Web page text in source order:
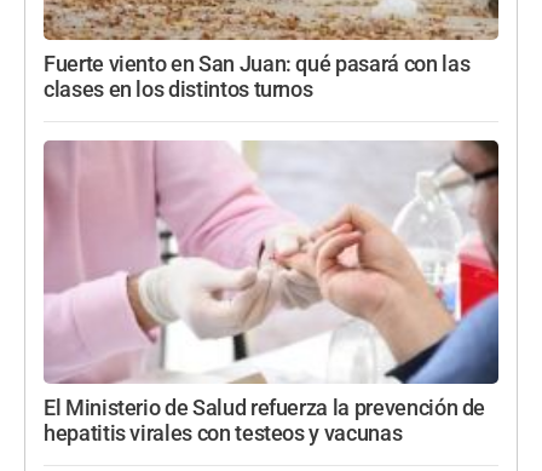
Fuerte viento en San Juan: qué pasará con las
clases en los distintos turnos
El Ministerio de Salud refuerza la prevención de
hepatitis virales con testeos y vacunas